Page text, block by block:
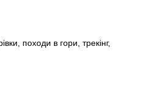
походи в гори, трекінг,